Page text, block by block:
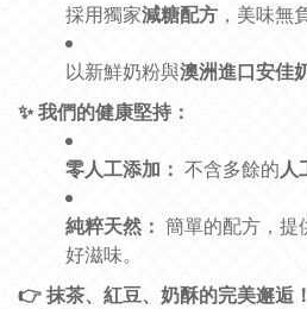
採用獨家減糖配方 ，美味無
以新鮮奶粉與澳洲進口安佳
✨ 我們的健康堅持：
零人工添加： 不含多餘的人
純粹天然： 簡單的配方，提
好滋味。
👉 抹茶、紅豆、奶酥的完美邂逅！